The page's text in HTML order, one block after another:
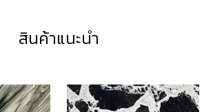
สินค้าแนะนำ